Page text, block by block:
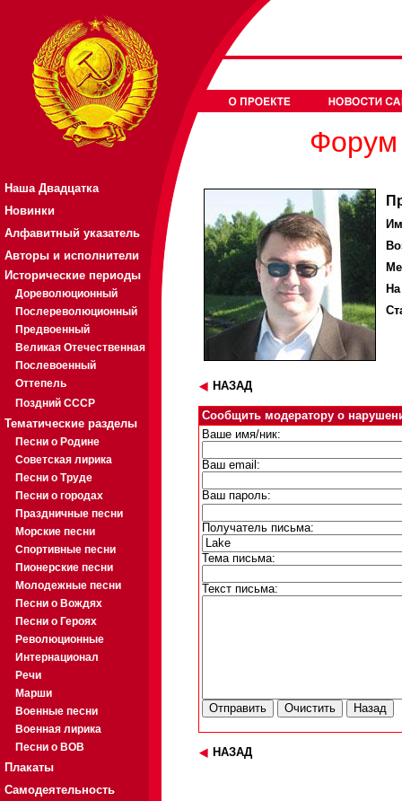
Наша Двадцатка
Новинки
Алфавитный указатель
Авторы и исполнители
Исторические периоды
Дореволюционный
Послереволюционный
Предвоенный
Великая Отечественная
Послевоенный
Оттепель
Поздний СССР
Тематические разделы
Песни о Родине
Советская лирика
Песни о Труде
Песни о городах
Праздничные песни
Морские песни
Спортивные песни
Пионерские песни
Молодежные песни
Песни о Вождях
Песни о Героях
Революционные
Интернационал
Речи
Марши
Военные песни
Военная лирика
Песни о ВОВ
Плакаты
Самодеятельность
Форум
НАЗАД
Сообщить модератору о
Ваше имя/ник:
Ваш email:
Ваш пароль:
Получатель письма:
Тема письма:
Текст письма:
НАЗАД